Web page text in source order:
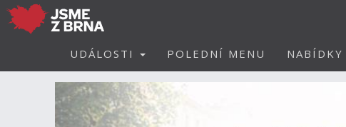
UDÁLOSTI POLEDNÍ MENU NABÍDKY
Předchozí